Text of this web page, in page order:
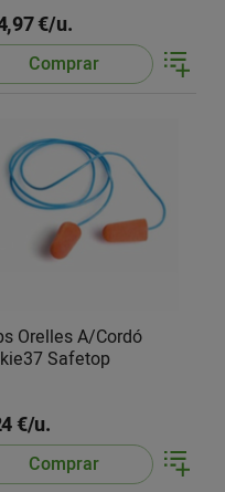
€/u.
Comprar
Orelles A/Cordó
Safetop
€/u.
Comprar